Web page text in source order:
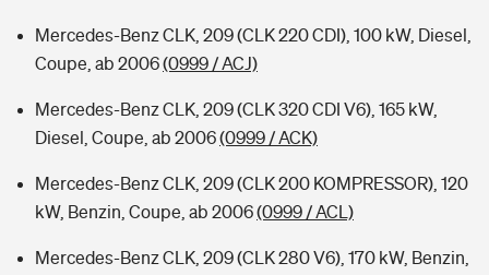
Mercedes-Benz CLK, 209 (CLK 220 CDI), 100 kW, Diesel,
Coupe, ab 2006(0999 / ACJ)
Mercedes-Benz CLK, 209 (CLK 320 CDI V6), 165 kW,
Diesel, Coupe, ab 2006(0999 / ACK)
Mercedes-Benz CLK, 209 (CLK 200 KOMPRESSOR), 120
kW, Benzin, Coupe, ab 2006(0999 / ACL)
Mercedes-Benz CLK, 209 (CLK 280 V6), 170 kW, Benzin,